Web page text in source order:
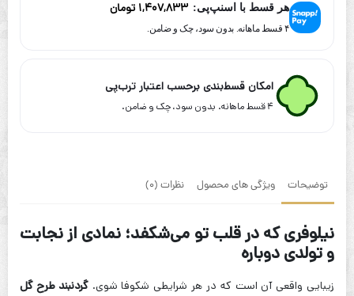
آب
طلا
نیلوفر
هر قسط با اسنپ‌پی: 1,407,833 تومان
۴ قسط ماهانه. بدون سود، چک و ضامن.
امکان قسط‌بندی برحسب اعتبار ترب‌پی
۴ قسط ماهانه. بدون سود، چک و ضامن.
توضیحات ویژگی های محصول نظرات (0)
نیلوفری که در قلب تو می‌شکفد؛ نمادی از نجابت
و تولدی دوباره
زیبایی واقعی آن است که در هر شرایطی شکوفا شوی.گردنبند طرح گل